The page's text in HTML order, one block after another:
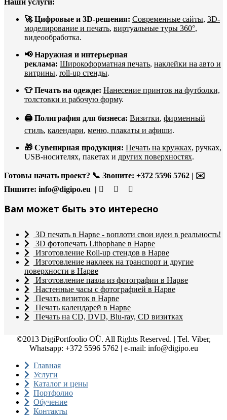
🚀 Цифровые и 3D-решения: Современные сайты, 3D-
моделирование и печать, виртуальные туры 360°,
видеообработка.
📢 Наружная и интерьерная
реклама: Широкоформатная печать, наклейки на авто и
витрины, roll-up стенды.
👕 Печать на одежде: Нанесение принтов на футболки,
толстовки и рабочую форму.
🖨️ Полиграфия для бизнеса: Визитки, фирменный
стиль, календари, меню, плакаты и афиши.
🎁 Сувенирная продукция: Печать на кружках, ручках,
USB-носителях, пакетах и других поверхностях.
Готовы начать проект? 📞 Звоните: +372 5596 5762 | ✉️
Пишите: info@digipo.eu |
Вам может быть это интересно
3D печать в Нарве - воплоти свои идеи в реальность!
3D фотопечать Lithophane в Нарве
Изготовление Roll-up стендов в Нарве
Изготовление наклеек на транспорт и другие
поверхности в Нарве
Изготовление пазла из фотографии в Нарве
Настенные часы с фотографией в Нарве
Печать визиток в Нарве
Печать календарей в Нарве
Печать на CD, DVD, Blu-ray, CD визитках
©2013 DigiPortfoolio OÜ. All Rights Reserved. | Tel. Viber,
Whatsapp: +372 5596 5762 | e-mail: info@digipo.eu
Главная
Услуги
Каталог и цены
Портфолио
Обучение
Контакты